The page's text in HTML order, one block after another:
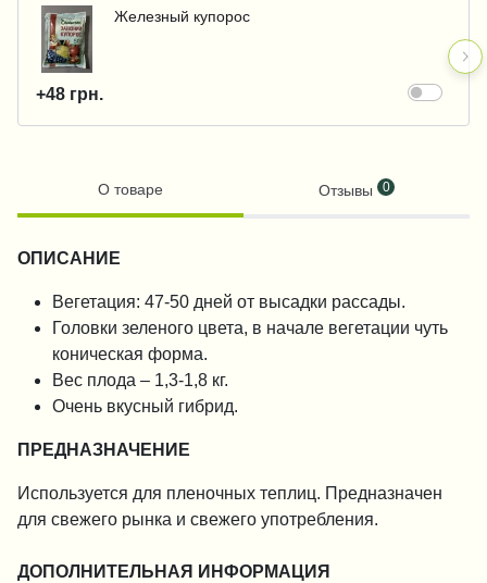
Железный купорос
+48 грн.
О товаре Отзывы 0
ОПИСАНИЕ
Вегетация: 47-50 дней от высадки рассады.
Головки зеленого цвета, в начале вегетации чуть
коническая форма.
Вес плода – 1,3-1,8 кг.
Очень вкусный гибрид.
ПРЕДНАЗНАЧЕНИЕ
Используется для пленочных теплиц. Предназначен
для свежего рынка и свежего употребления.
ДОПОЛНИТЕЛЬНАЯ ИНФОРМАЦИЯ